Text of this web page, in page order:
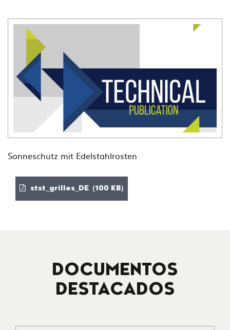
Sonneschutz mit Edelstahlrosten
stst_grilles_DE (100 KB)
DOCUMENTOS
DESTACADOS